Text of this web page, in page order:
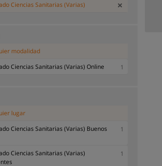
Ciencias Sanitarias (Varias)
modalidad
Ciencias Sanitarias (Varias) Online
1
lugar
Ciencias Sanitarias (Varias) Buenos
1
Ciencias Sanitarias (Varias)
1